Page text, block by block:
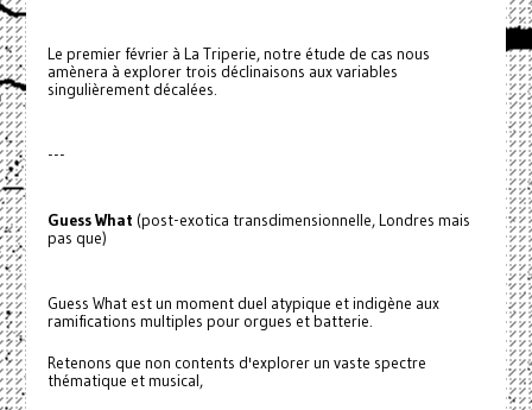
Le premier février à La Triperie, notre étude de cas nous
amènera à explorer trois déclinaisons aux variables
singulièrement décalées.
---
Guess What (post-exotica transdimensionnelle, Londres mais
pas que)
Guess What est un moment duel atypique et indigène aux
ramifications multiples pour orgues et batterie.
Retenons que non contents d'explorer un vaste spectre
thématique et musical,